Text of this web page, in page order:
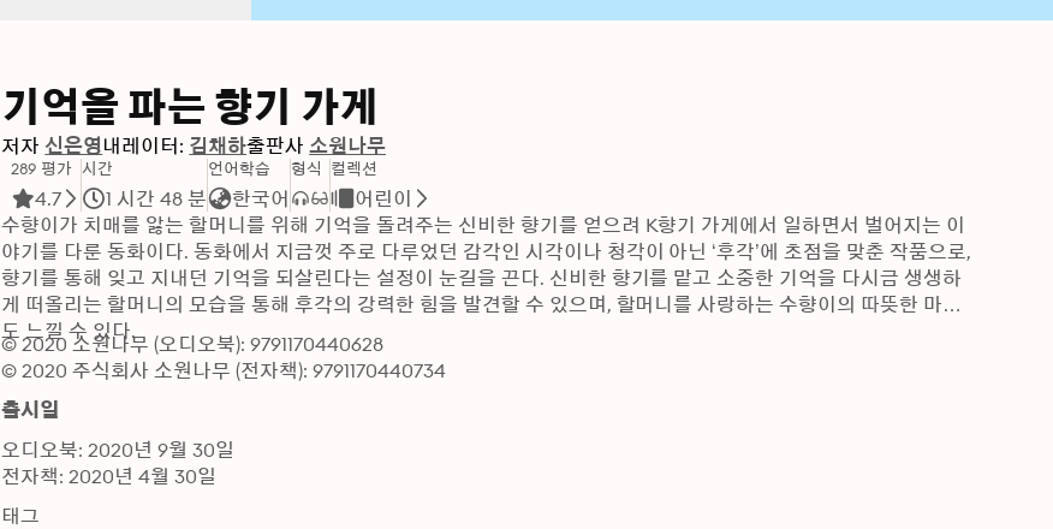
기억을 파는 향기 가게
저자 신은영내레이터: 김채하출판사 소원나무
289 평가
4.7
시간
1 시간 48 분
언어학습
한국어
형식 컬렉션
어린이
수향이가 치매를 앓는 할머니를 위해 기억을 돌려주는 신비한 향기를 얻으려 K향기 가게에서 일하면서 벌어지는 이
야기를 다룬 동화이다. 동화에서 지금껏 주로 다루었던 감각인 시각이나 청각이 아닌 ‘후각’에 초점을 맞춘 작품으로,
향기를 통해 잊고 지내던 기억을 되살린다는 설정이 눈길을 끈다. 신비한 향기를 맡고 소중한 기억을 다시금 생생하
게 떠올리는 할머니의 모습을 통해 후각의 강력한 힘을 발견할 수 있으며, 할머니를 사랑하는 수향이의 따뜻한 마음
도 느낄 수 있다.
© 2020 소원나무 (오디오북): 9791170440628
© 2020 주식회사 소원나무 (전자책): 9791170440734
출시일
오디오북: 2020년 9월 30일
전자책: 2020년 4월 30일
태그